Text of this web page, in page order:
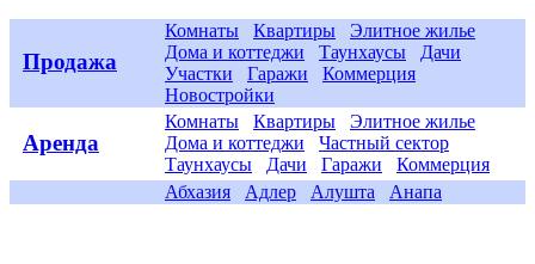
Продажа
Комнаты Квартиры
Элитное жилье
Дома и коттеджи
Таунхаусы
Дачи
Участки
Гаражи
Коммерция
Новостройки
Аренда
Комнаты Квартиры
Элитное жилье
Дома и коттеджи
Частный сектор
Таунхаусы
Дачи Гаражи Коммерция
Абхазия Адлер Алушта
Анапа